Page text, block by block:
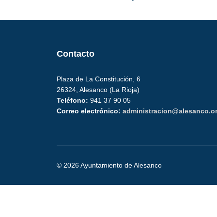
Contacto
Plaza de La Constitución, 6
26324, Alesanco (La Rioja)
Teléfono: 941 37 90 05
Correo electrónico:
© 2026 Ayuntamiento de Alesanco